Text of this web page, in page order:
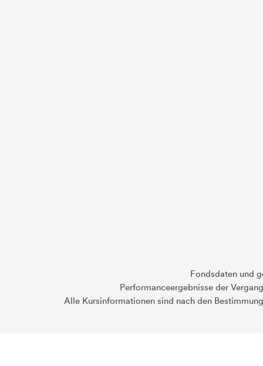
Fondsdaten und
Performanceergebnisse der
Alle Kursinformationen sind nach den